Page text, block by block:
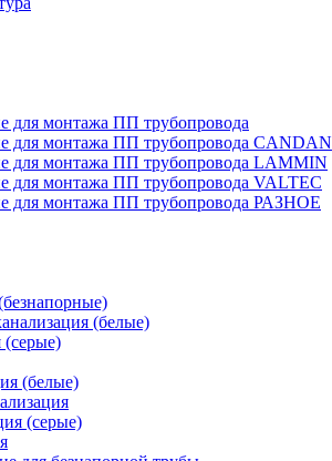
для монтажа ПП трубопровода
для монтажа ПП трубопровода CANDAN
для монтажа ПП трубопровода LAMMIN
для монтажа ПП трубопровода VALTEC
для монтажа ПП трубопровода РАЗНОЕ
(белые)
(серые)
(белые)
(серые)